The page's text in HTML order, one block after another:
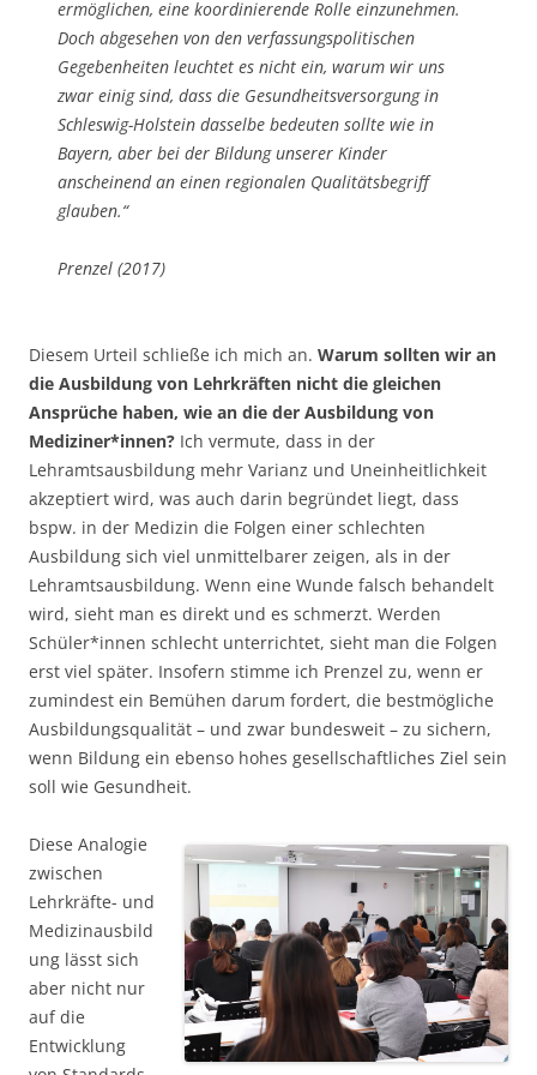
ermöglichen, eine koordinierende Rolle einzunehmen.
Doch abgesehen von den verfassungspolitischen
Gegebenheiten leuchtet es nicht ein, warum wir uns
zwar einig sind, dass die Gesundheitsversorgung in
Schleswig-Holstein dasselbe bedeuten sollte wie in
Bayern, aber bei der Bildung unserer Kinder
anscheinend an einen regionalen Qualitätsbegriff
glauben.“
Prenzel (2017)
Diesem Urteil schließe ich mich an. Warum sollten wir an
die Ausbildung von Lehrkräften nicht die gleichen
Ansprüche haben, wie an die der Ausbildung von
Mediziner*innen? Ich vermute, dass in der
Lehramtsausbildung mehr Varianz und Uneinheitlichkeit
akzeptiert wird, was auch darin begründet liegt, dass
bspw. in der Medizin die Folgen einer schlechten
Ausbildung sich viel unmittelbarer zeigen, als in der
Lehramtsausbildung. Wenn eine Wunde falsch behandelt
wird, sieht man es direkt und es schmerzt. Werden
Schüler*innen schlecht unterrichtet, sieht man die Folgen
erst viel später. Insofern stimme ich Prenzel zu, wenn er
zumindest ein Bemühen darum fordert, die bestmögliche
Ausbildungsqualität – und zwar bundesweit – zu sichern,
wenn Bildung ein ebenso hohes gesellschaftliches Ziel sein
soll wie Gesundheit.
Diese Analogie
zwischen
Lehrkräfte- und
Medizinausbild
ung lässt sich
aber nicht nur
auf die
Entwicklung